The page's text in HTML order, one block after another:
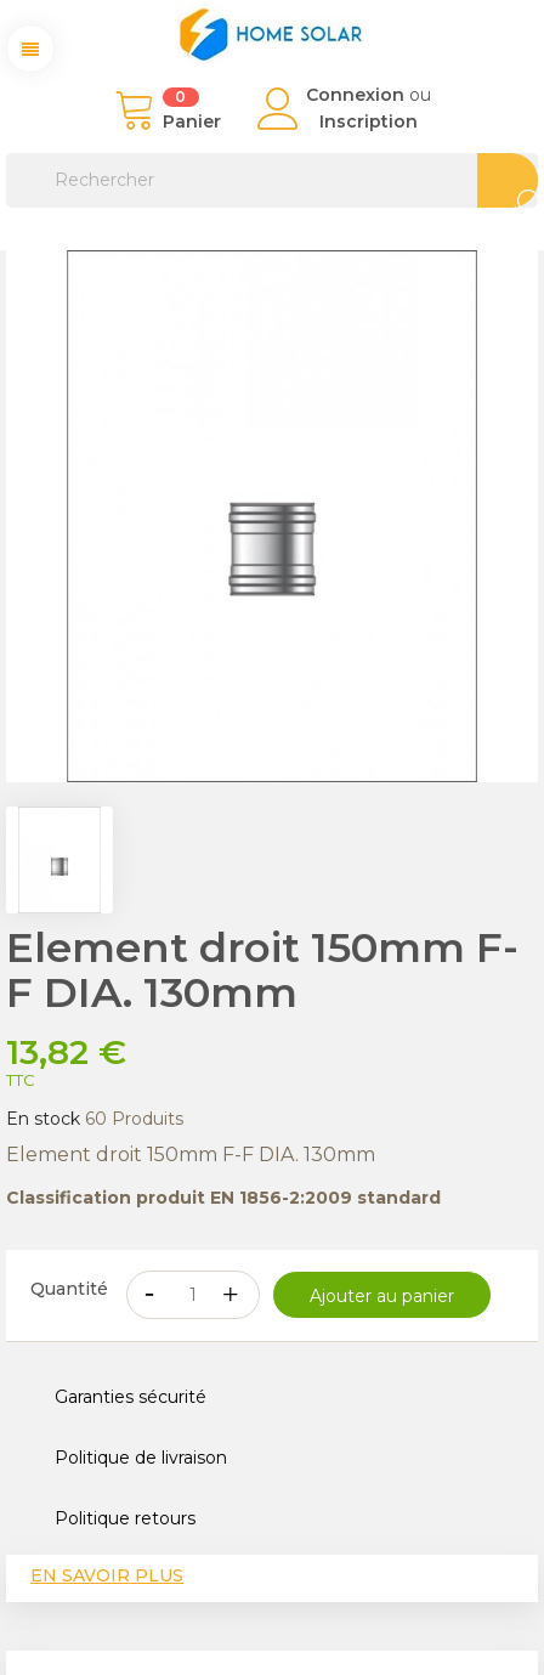
0
Panier
Connexion ou
Inscription
Element droit 150mm F-
F DIA. 130mm
13,82 €
TTC
En stock 60 Produits
Element droit 150mm F-F DIA. 130mm
Classification produit EN 1856-2:2009 standard
Quantité Ajouter au panier
Garanties sécurité
Politique de livraison
Politique retours
EN SAVOIR PLUS